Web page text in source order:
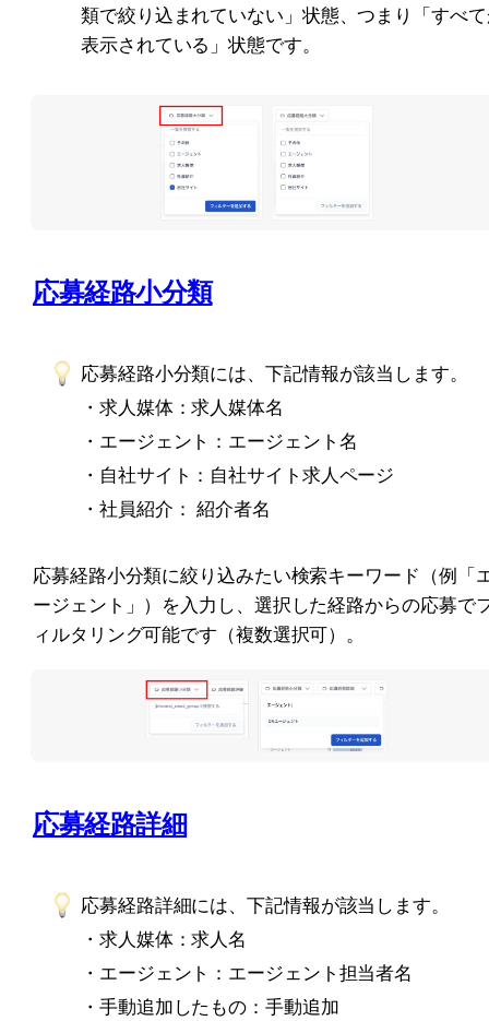
類で絞り込まれていない」状態、つまり「すべ
表示されている」状態です。
応募経路小分類
応募経路小分類には、下記情報が該当します。
・求人媒体：求人媒体名
・エージェント：エージェント名
・自社サイト：自社サイト求人ページ
・社員紹介： 紹介者名
応募経路小分類に絞り込みたい検索キーワード（例「
ージェント」）を入力し、選択した経路からの応募で
ィルタリング可能です（複数選択可）。
応募経路詳細
応募経路詳細には、下記情報が該当します。
・求人媒体：求人名
・エージェント：エージェント担当者名
・手動追加したもの：手動追加